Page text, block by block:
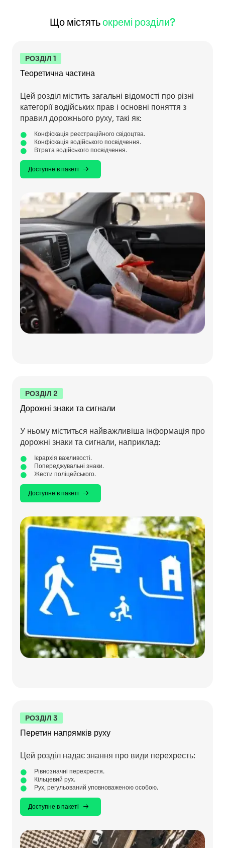
Що містятьокремі розділи?
РОЗДІЛ 1
Теоретична частина
Цей розділ містить загальні відомості про різні
категорії водійських прав і основні поняття з
правил дорожнього руху, такі як:
Конфіскація реєстраційного свідоцтва.
Конфіскація водійського посвідчення.
Втрата водійського посвідчення.
Доступне в пакеті
РОЗДІЛ 2
Дорожні знаки та сигнали
У ньому міститься найважливіша інформація про
дорожні знаки та сигнали, наприклад:
Ієрархія важливості.
Попереджувальні знаки.
Жести поліцейського.
Доступне в пакеті
РОЗДІЛ 3
Перетин напрямків руху
Цей розділ надає знання про види перехресть:
Рівнозначні перехрестя.
Кільцевий рух.
Рух, регульований уповноваженою особою.
Доступне в пакеті